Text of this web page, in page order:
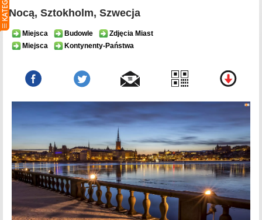
Nocą, Sztokholm, Szwecja
Miejsca Budowle
Zdjęcia Miast
Miejsca
Kontynenty-Państwa